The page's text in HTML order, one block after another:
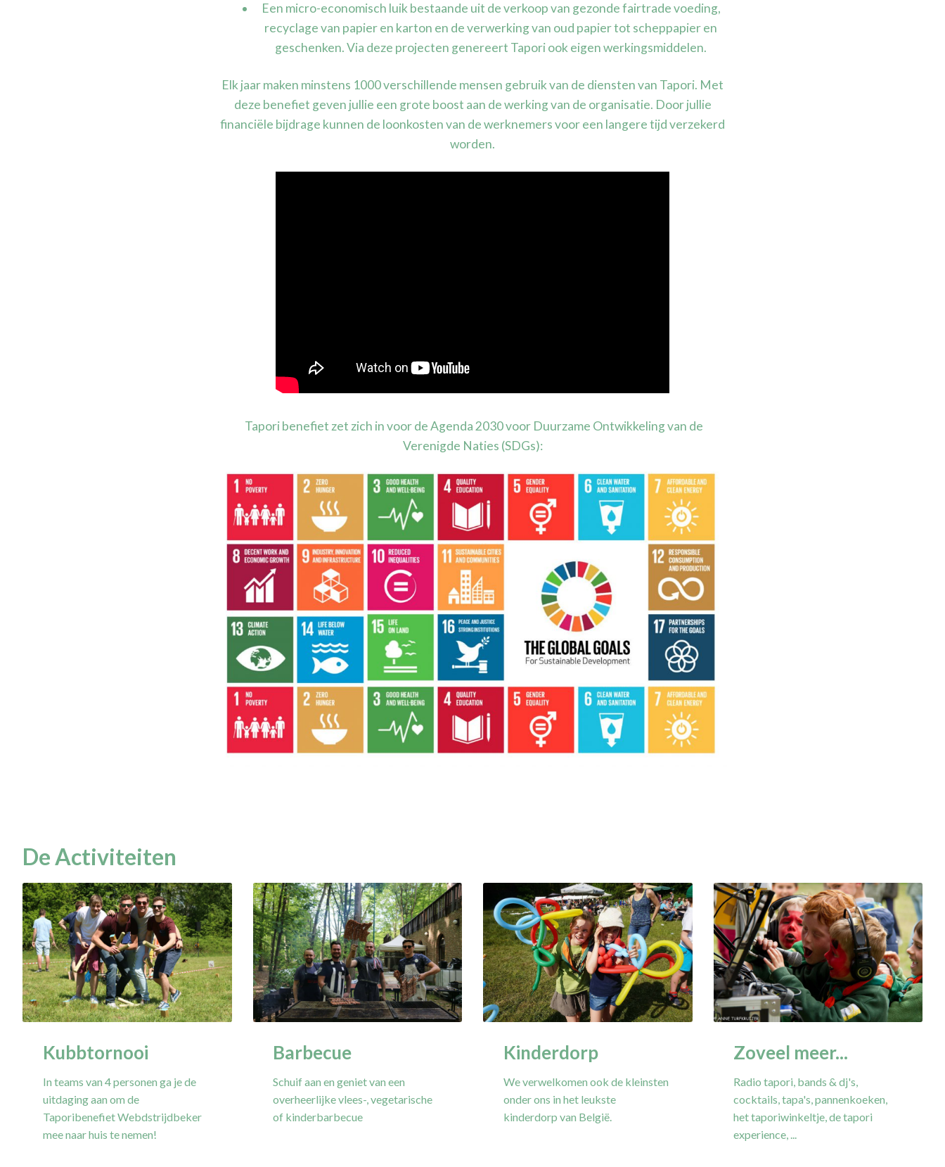
Een micro-economisch luik bestaande uit de verkoop van gezonde fairtrade voeding,
recyclage van papier en karton en de verwerking van oud papier tot scheppapier en
geschenken. Via deze projecten genereert Tapori ook eigen werkingsmiddelen.
Elk jaar maken minstens 1000 verschillende mensen gebruik van de diensten van Tapori. Met
deze benefiet geven jullie een grote boost aan de werking van de organisatie. Door jullie
financiële bijdrage kunnen de loonkosten van de werknemers voor een langere tijd verzekerd
worden.
Tapori benefiet zet zich in voor de Agenda 2030 voor Duurzame Ontwikkeling van de
Verenigde Naties (SDGs):
De Activiteiten
Kubbtornooi
In teams van 4 personen ga je de
uitdaging aan om de
Taporibenefiet Webdstrijdbeker
mee naar huis te nemen!
Barbecue
Schuif aan en geniet van een
overheerlijke vlees-, vegetarische
of kinderbarbecue
Kinderdorp
We verwelkomen ook de kleinsten
onder ons in het leukste
kinderdorp van België.
Zoveel meer...
Radio tapori, bands & dj's,
cocktails, tapa's, pannenkoeken,
het taporiwinkeltje, de tapori
experience, ...